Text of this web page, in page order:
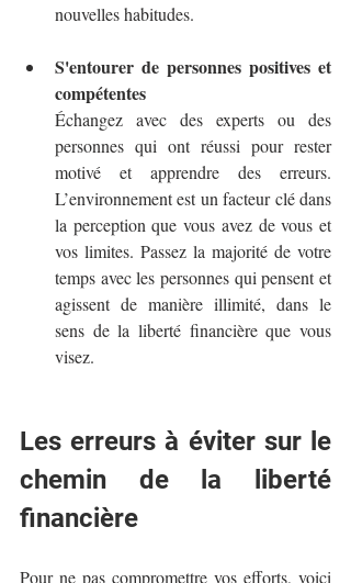
nouvelles habitudes.
S'entourer de personnes positives et
compétentes
Échangez avec des experts ou des
personnes qui ont réussi pour rester
motivé et apprendre des erreurs.
L’environnement est un facteur clé dans
la perception que vous avez de vous et
vos limites. Passez la majorité de votre
temps avec les personnes qui pensent et
agissent de manière illimité, dans le
sens de la liberté financière que vous
visez.
Les erreurs à éviter sur le
chemin de la liberté
financière
Pour ne pas compromettre vos efforts, voici